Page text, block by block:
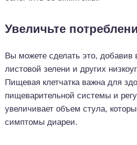
Увеличьте
Вы можете сделать это,
листовой зелени и других
Пищевая клетчатка важна для
пищеварительной системы и
увеличивает объем стула,
симптомы диареи.